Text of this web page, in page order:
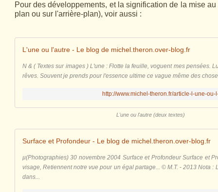
Pour des développements, et la signification de la mise
plan ou sur l'arrière-plan), voir aussi :
L'une ou l'autre - Le blog de michel.theron.over-blog.fr
N & ( Textes sur images ) L'une : Flotte la feuille, voguent mes pensées.
rêves. Souvent je prends pour l'essence ultime ce vague même des
http://www.michel-theron.fr/article-l-une-
L'une ou l'autre (deux textes)
Surface et Profondeur - Le blog de michel.theron.over-blog.fr
µ(Photographies) 30 novembre 2004 Surface et Profondeur Surface et
visage, Retiennent notre vue pour un égal partage... © M.T. - 2013 Nota :
dans...